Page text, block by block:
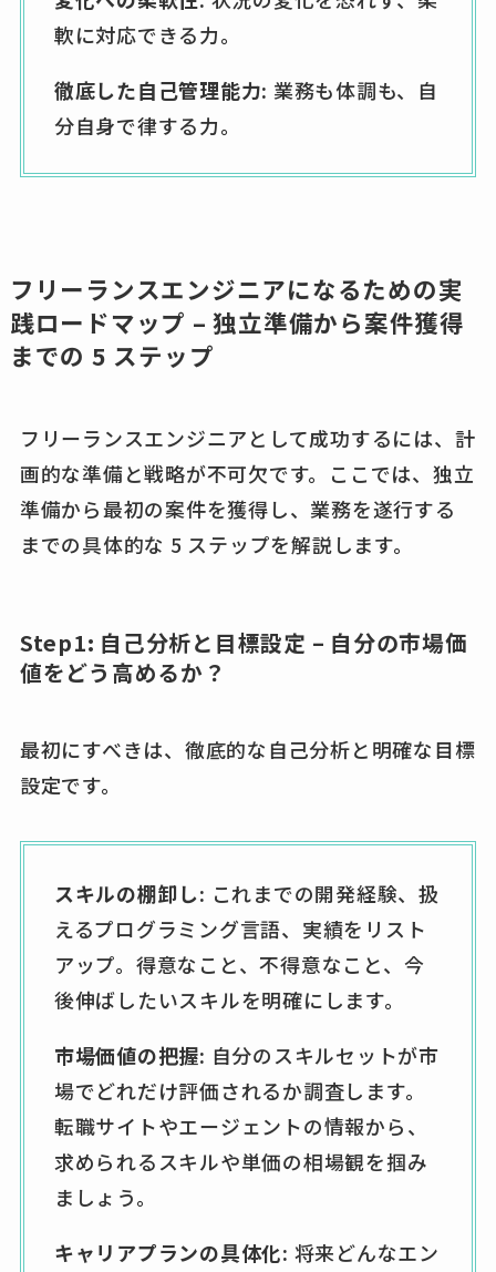
軟に対応できる力。
徹底した自己管理能力: 業務も体調も、自
分自身で律する力。
フリーランスエンジニアになるための実
践ロードマップ – 独立準備から案件獲得
までの 5 ステップ
フリーランスエンジニアとして成功するには、計
画的な準備と戦略が不可欠です。ここでは、独立
準備から最初の案件を獲得し、業務を遂行する
までの具体的な 5 ステップを解説します。
Step1: 自己分析と目標設定 – 自分の市場価
値をどう高めるか？
最初にすべきは、徹底的な自己分析と明確な目標
設定です。
スキルの棚卸し: これまでの開発経験、扱
えるプログラミング言語、実績をリスト
アップ。得意なこと、不得意なこと、今
後伸ばしたいスキルを明確にします。
市場価値の把握: 自分のスキルセットが市
場でどれだけ評価されるか調査します。
転職サイトやエージェントの情報から、
求められるスキルや単価の相場観を掴み
ましょう。
キャリアプランの具体化: 将来どんなエン